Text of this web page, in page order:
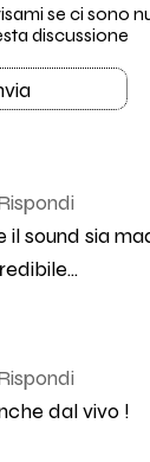
se ci sono
discussione
il sound sia
dal vivo !